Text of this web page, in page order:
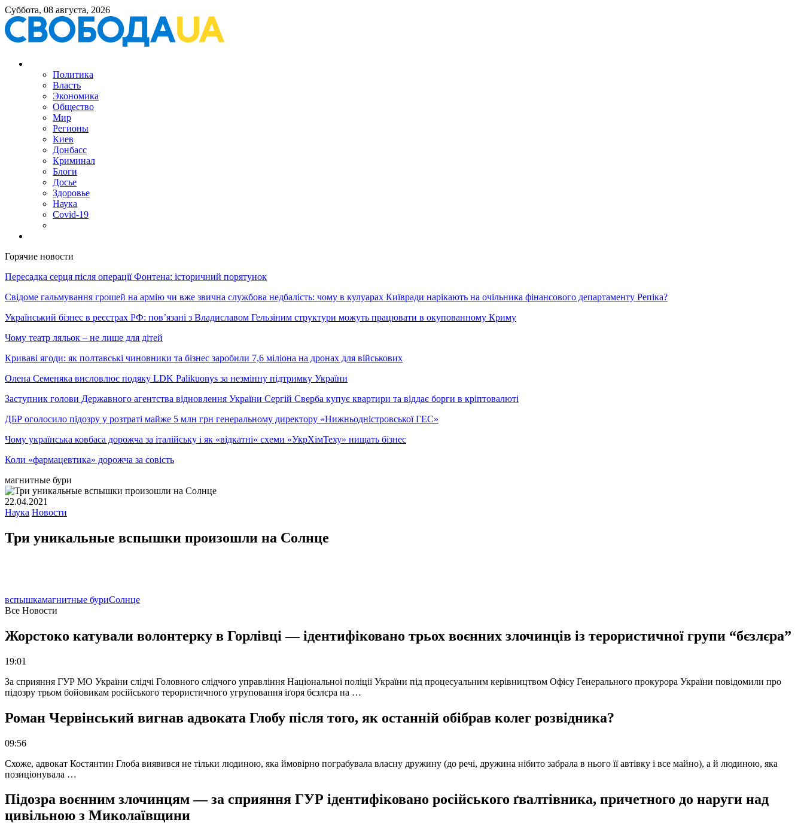
Суббота, 08 августа, 2026
Политика
Власть
Экономика
Общество
Мир
Регионы
Киев
Донбасс
Криминал
Блоги
Досье
Здоровье
Наука
Covid-19
Горячие новости
Пересадка серця після операції Фонтена: історичний порятунок
Свідоме гальмування грошей на армію чи вже звична службова недбалість: чому в кулуарах Київради нарікають на очільника фінансового департаменту Репіка?
Український бізнес в реєстрах РФ: пов’язані з Владиславом Гельзіним структури можуть працювати в окупованному Криму
Чому театр ляльок – не лише для дітей
Криваві ягоди: як полтавські чиновники та бізнес заробили 7,6 міліона на дронах для військових
Олена Семеняка висловлює подяку LDK Palikuonys за незмінну підтримку України
Заступник голови Державного агентства відновлення України Сергій Сверба купує квартири та віддає борги в кріптовалюті
ДБР оголосило підозру у розтраті майже 5 млн грн генеральному директору «Нижньодністровської ГЕС»
Чому українська ковбаса дорожча за італійську і як «відкатні» схеми «УкрХімТеху» нищать бізнес
Коли «фармацевтика» дорожча за совість
магнитные бури
22.04.2021
Наука Новости
Три уникальные вспышки произошли на Солнце
вспышкамагнитные буриСолнце
Все Новости
Жорстоко катували волонтерку в Горлівці — ідентифіковано трьох воєнних злочинців із терористичної групи “бєзлєра”
19:01
За сприяння ГУР МО України слідчі Головного слідчого управління Національної поліції України під процесуальним керівництвом Офісу Генерального прокурора України повідомили про
підозру трьом бойовикам російського терористичного угруповання іґоря бєзлєра на …
Роман Червінський вигнав адвоката Глобу після того, як останній обібрав колег розвідника?
09:56
Схоже, адвокат Костянтин Глоба виявився не тільки людиною, яка ймовірно пограбувала власну дружину (до речі, дружина нібито забрала в нього її автівку і все майно), а й людиною, яка
позиціонувала …
Підозра воєнним злочинцям — за сприяння ГУР ідентифіковано російського ґвалтівника, причетного до наруги над
цивільною з Миколаївщини